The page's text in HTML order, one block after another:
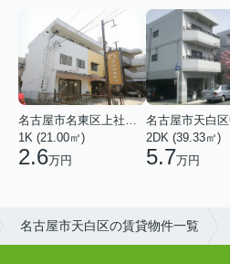
名古屋市名東区上社２丁目
1K (21.00㎡)
2.6万円
2DK (39.33㎡)
5.7万円
名古屋市天白区の賃貸物件一覧